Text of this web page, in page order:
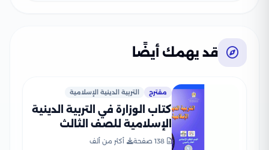
قد يهمك أيضًا
مقترح التربية الدينية الإسلامية
كتاب الوزارة في التربية الدينية
الإسلامية للصف الثالث
الإعدادي 2026 بصيغة PDF
138 صفحة
أكثر من ألف